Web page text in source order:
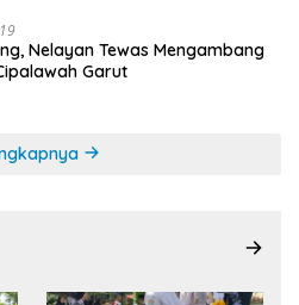
Nelayan Tewas Mengambang
Garut